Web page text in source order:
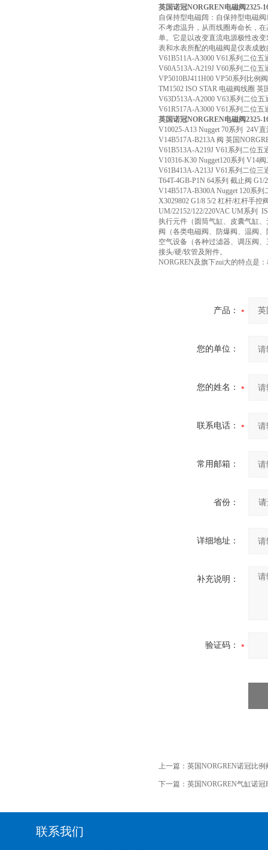
英国诺冠NORGREN电磁阀2325-
自保持型电磁阔：自保持型电磁
不考虑温升，从而线圈寿命长，
单。它是以改变直流电源极性改
表和水表所配的电磁阀是仪表成
V61B511A-A3000 V61系列二位
V60A513A-A219J V60系列二位五
VP5010BJ411H00 VP50系列比例
TM1502 ISO STAR 电磁阀线圈 英
V63D513A-A2000 V63系列二位
V61R517A-A3000 V61系列二位
英国诺冠NORGREN电磁阀2325-
V10025-A13 Nugget 70系列 24V
V14B517A-B213A 阀 英国
V61B513A-A219J V61系列二位
V10316-K30 Nugget120系列 V14
V61B413A-A213J V61系列二位
T64T-4GB-P1N 64系列 截止阀
V14B517A-B300A Nugget 120系
X3029802 G1/8 5/2 杠杆/杠杆手控
UM/22152/122/220VAC UM系列
执行元件（圆筒气缸、皮囊气缸
阀（各类电磁阀、防爆阀、温阀
空气设备（各种过滤器、调压阀
接头/硬/软管及附件。
NORGREN及旗下zui大的特点是
产品：
您的单位：
您的姓名：
联系电话：
常用邮箱：
省份：
详细地址：
补充说明：
验证码：
上一篇： 英国NORGREN诺冠比例
下一篇： 英国NORGREN气缸诺冠
联系我们